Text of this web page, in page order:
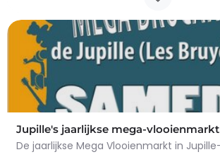
Jupille's jaarlijkse mega-vlooienmarkt